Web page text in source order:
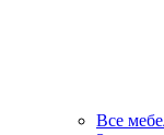
Все